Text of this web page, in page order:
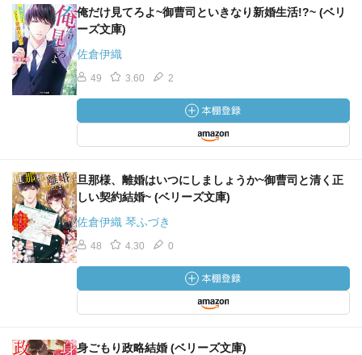
俺だけ見てろよ~御曹司といきなり新婚生活!?~ (ベリ
ーズ文庫)
佐倉伊織
49 3.60 2
旦那様、離婚はいつにしましょうか~御曹司と清く正
しい契約結婚~ (ベリーズ文庫)
佐倉伊織 琴ふづき
48 4.30 0
身ごもり政略結婚 (ベリーズ文庫)